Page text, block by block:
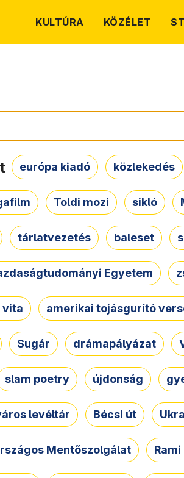
KULTÚRA KÖZÉLET
európa kiadó közlekedés
Toldi mozi sikló
tárlatvezetés baleset
Egyetem
vita amerikai tojásgurító
Sugár drámapályázat
slam poetry újdonság
levéltár Bécsi út
Mentőszolgálat